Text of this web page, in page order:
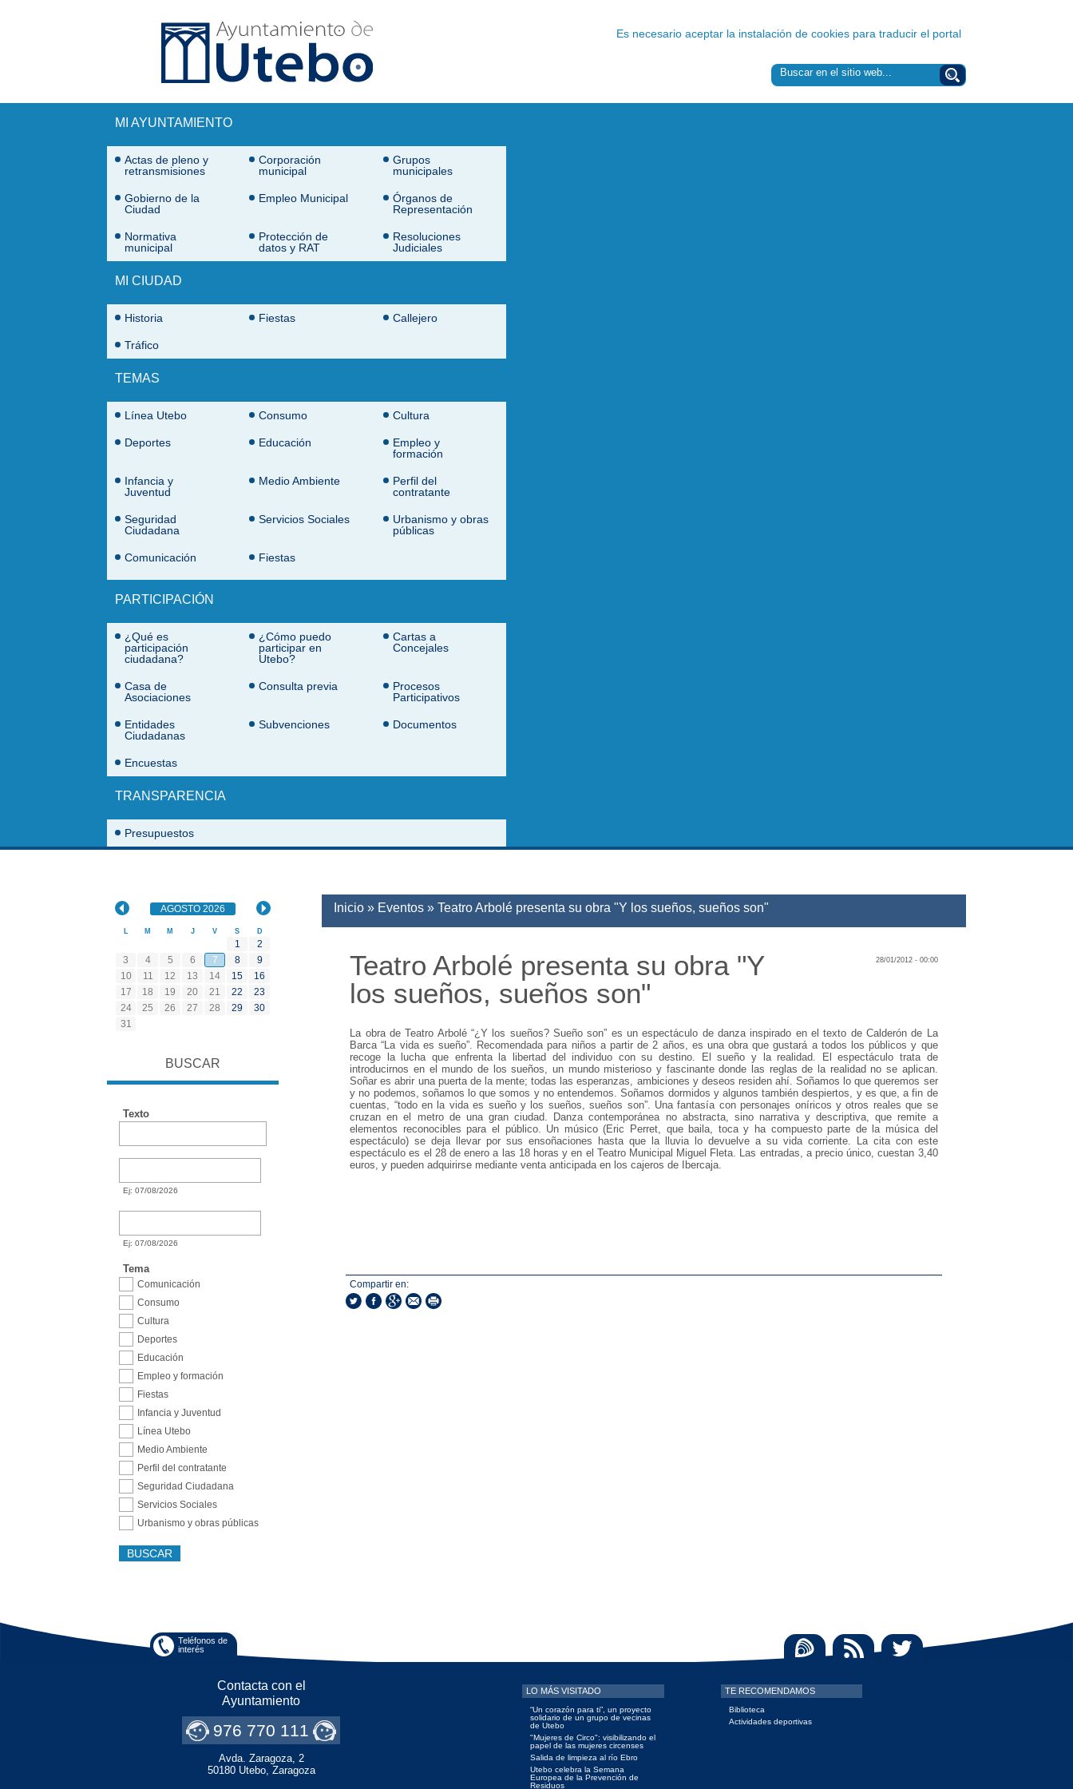
Traduce esta página
Es necesario aceptar la instalación de cookies para traducir el portalCargando...
MI AYUNTAMIENTO
Actas de pleno y
retransmisiones
Corporación
municipal
Grupos
municipales
Gobierno de la
Ciudad
Empleo Municipal
Órganos de
Representación
Normativa
municipal
Protección de
datos y RAT
Resoluciones
Judiciales
MI CIUDAD
Historia Fiestas Callejero
Tráfico
TEMAS
Línea Utebo Consumo Cultura
Deportes Educación
Empleo y
formación
Infancia y
Juventud
Medio Ambiente
Perfil del
contratante
Seguridad
Ciudadana
Servicios Sociales
Urbanismo y obras
públicas
Comunicación Fiestas
PARTICIPACIÓN
¿Qué es
participación
ciudadana?
¿Cómo puedo
participar en
Utebo?
Cartas a
Concejales
Casa de
Asociaciones
Consulta previa
Procesos
Participativos
Entidades
Ciudadanas
Subvenciones Documentos
Encuestas
TRANSPARENCIA
Presupuestos
Buscar
Buscar
VER TODOS LOS
EVENTOS DE
AGOSTODE
2026
M M J V S D
1
2
3
4 5 6 7 8
9
10
11 12 13 14 15
16
17
18 19 20 21 22
23
24
25 26 27 28 29
30
31
BUSCAR
Texto
Desde
Desde
Ej: 07/08/2026
Hasta
Hasta
Ej: 07/08/2026
Tema
Comunicación
Consumo
Cultura
Deportes
Educación
Empleo y formación
Fiestas
Infancia y Juventud
Línea Utebo
Medio Ambiente
Perfil del contratante
Seguridad Ciudadana
Servicios Sociales
Urbanismo y obras públicas
Usted está aquí
Inicio » Eventos »Teatro Arbolé presenta su obra "Y los sueños, sueños son"
28/01/2012 - 00:00
Teatro Arbolé presenta su obra "Y
los sueños, sueños son"
La obra de Teatro Arbolé “¿Y los sueños? Sueño son” es un espectáculo de danza inspirado en el texto de Calderón de La
Barca “La vida es sueño”. Recomendada para niños a partir de 2 años, es una obra que gustará a todos los públicos y que
recoge la lucha que enfrenta la libertad del individuo con su destino. El sueño y la realidad. El espectáculo trata de
introducirnos en el mundo de los sueños, un mundo misterioso y fascinante donde las reglas de la realidad no se aplican.
Soñar es abrir una puerta de la mente; todas las esperanzas, ambiciones y deseos residen ahí. Soñamos lo que queremos ser
y no podemos, soñamos lo que somos y no entendemos. Soñamos dormidos y algunos también despiertos, y es que, a fin de
cuentas, “todo en la vida es sueño y los sueños, sueños son”. Una fantasía con personajes oníricos y otros reales que se
cruzan en el metro de una gran ciudad. Danza contemporánea no abstracta, sino narrativa y descriptiva, que remite a
elementos reconocibles para el público. Un músico (Eric Perret, que baila, toca y ha compuesto parte de la música del
espectáculo) se deja llevar por sus ensoñaciones hasta que la lluvia lo devuelve a su vida corriente. La cita con este
espectáculo es el 28 de enero a las 18 horas y en el Teatro Municipal Miguel Fleta. Las entradas, a precio único, cuestan 3,40
euros, y pueden adquirirse mediante venta anticipada en los cajeros de Ibercaja.
Compartir en:
TE RECOMENDAMOS
Biblioteca
Actividades deportivas
Contacta con el
Ayuntamiento
976 770 111
Avda. Zaragoza, 2
50180 Utebo, Zaragoza
LO MÁS VISITADO
“Un corazón para ti”, un proyecto
solidario de un grupo de vecinas
de Utebo
"Mujeres de Circo": visibilizando el
papel de las mujeres circenses
Salida de limpieza al río Ebro
Utebo celebra la Semana
Europea de la Prevención de
Residuos
Social
Teléfonos de
interés